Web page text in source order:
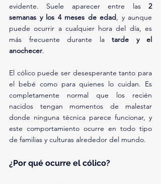
evidente. Suele aparecer entre las 2
semanas y los 4 meses de edad, y aunque
puede ocurrir a cualquier hora del día, es
más frecuente durante la tarde y el
anochecer.
El cólico puede ser desesperante tanto para
el bebé como para quienes lo cuidan. Es
completamente normal que los recién
nacidos tengan momentos de malestar
donde ninguna técnica parece funcionar, y
este comportamiento ocurre en todo tipo
de familias y culturas alrededor del mundo.
¿Por qué ocurre el cólico?